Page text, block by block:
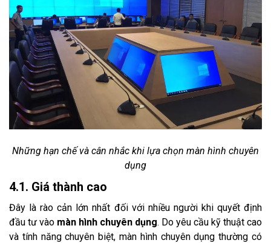
Những hạn chế và cân nhắc khi lựa chọn màn hình chuyên
dụng
4.1. Giá thành cao
Đây là rào cản lớn nhất đối với nhiều người khi quyết định
đầu tư vào màn hình chuyên dụng. Do yêu cầu kỹ thuật cao
và tính năng chuyên biệt, màn hình chuyên dụng thường có